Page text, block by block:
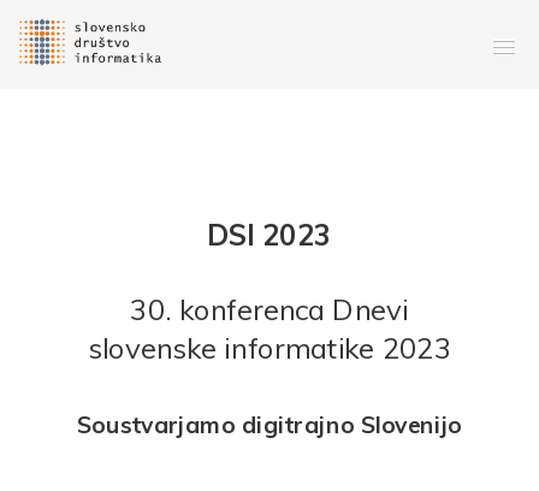
DSI 2023
30. konferenca Dnevi
slovenske informatike 2023
Soustvarjamo digitrajno Slovenijo